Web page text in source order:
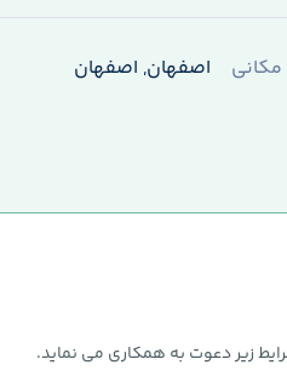
اصفهان, اصفهان
زیر دعوت به همکاری می نماید.